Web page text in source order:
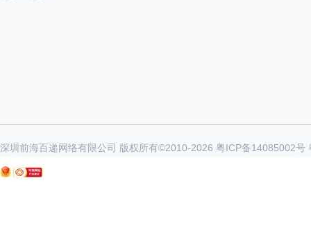
深圳前海百递网络有限公司 版权所有©2010-2026 粤ICP备14085002号